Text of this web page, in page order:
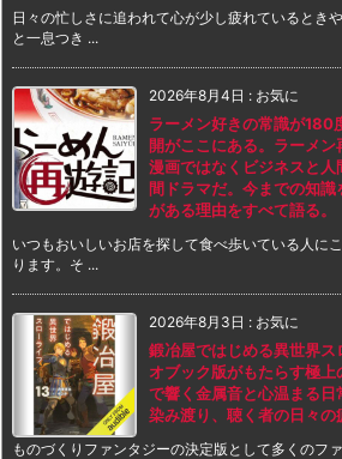
日々の忙しさに追われて心が少し疲れているとき
と一息つき ...
2026年8月4日 : お気に
ラーメン好きの常識が180
開がここにある。ラーメ
漫画ではなくビジネスと
間ドラマだ。今までの知
がある理由をすべて語る。
いつもおいしいお店を探して食べ歩いている人に
ります。そ ...
2026年8月3日 : お気に
鍛冶屋ではじめる異世界
オブック版がもたらす極
で響く金属音と心温まる
染み渡り、聴く者の日々の
ものづくりファンタジーの決定版として多くのフ